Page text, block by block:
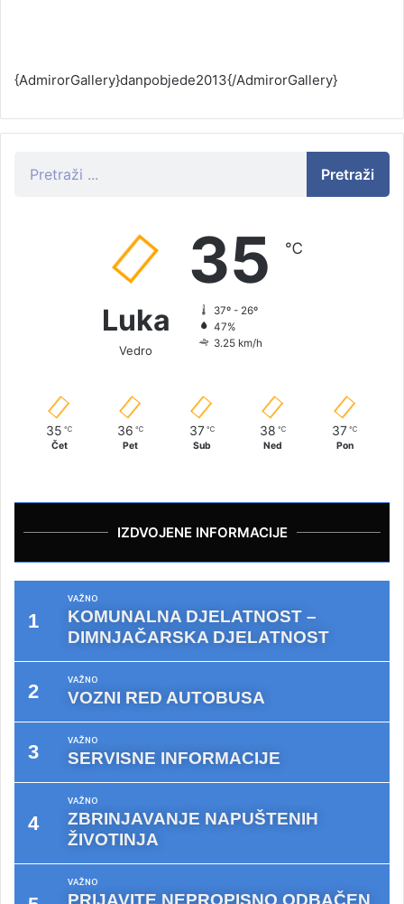
{AdmirorGallery}danpobjede2013{/AdmirorGallery}
Pretraži
Luka
Vedro
35 ℃
37º - 26º
47%
3.25 km/h
35 ℃
Čet
36 ℃
Pet
37 ℃
Sub
38 ℃
Ned
37 ℃
Pon
IZDVOJENE INFORMACIJE
VAŽNO
KOMUNALNA DJELATNOST –
DIMNJAČARSKA DJELATNOST
VAŽNO
VOZNI RED AUTOBUSA
VAŽNO
SERVISNE INFORMACIJE
VAŽNO
ZBRINJAVANJE NAPUŠTENIH
ŽIVOTINJA
VAŽNO